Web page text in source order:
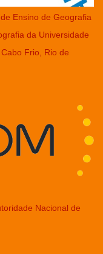
Ensino de Geografia
da Universidade
Frio, Rio de
Nacional de